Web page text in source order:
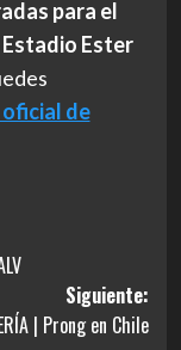
para el
Ester
de
Siguiente:
| Prong en Chile